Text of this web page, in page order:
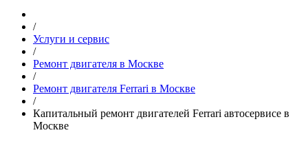
/
Услуги и сервис
/
Ремонт двигателя в Москве
/
Ремонт двигателя Ferrari в Москве
/
Капитальный ремонт двигателей Ferrari автосервисе в
Москве